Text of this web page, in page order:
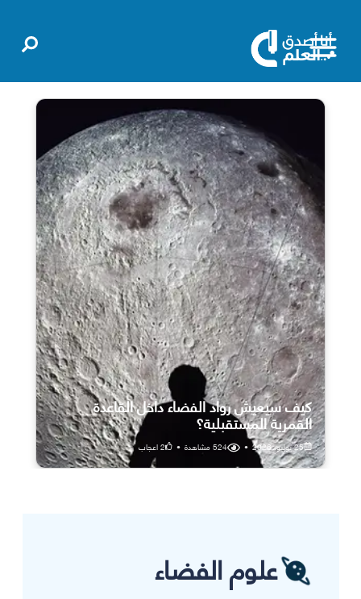
كيف سيعيش رواد الفضاء داخل القاعدة
القمرية المستقبلية؟
25 يوليو، 2026 •
524مشاهدة •
2اعجاب
علوم الفضاء